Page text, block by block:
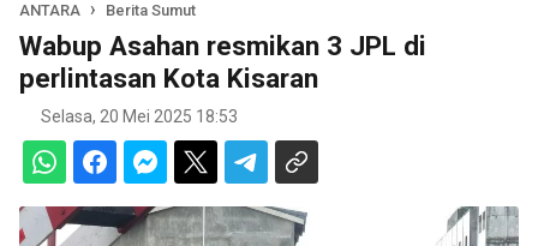
ANTARA Berita Sumut
Wabup Asahan resmikan 3 JPL di
perlintasan Kota Kisaran
Selasa, 20 Mei 2025 18:53